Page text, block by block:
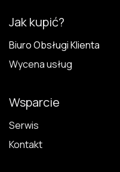
Jak kupić?
Biuro Obsługi Klienta
Wycena usług
Wsparcie
Serwis
Kontakt